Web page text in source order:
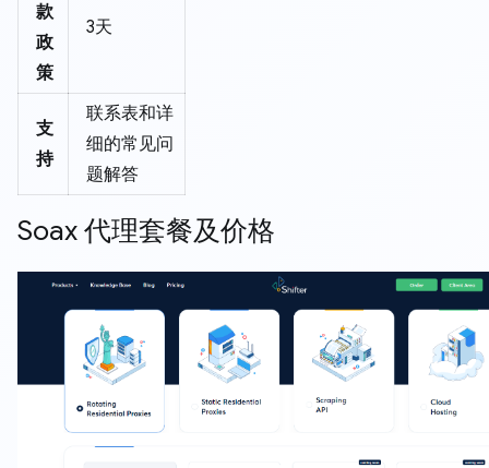
款
政
策
3天
支
持
联系表和详
细的常见问
题解答
Soax 代理套餐及价格